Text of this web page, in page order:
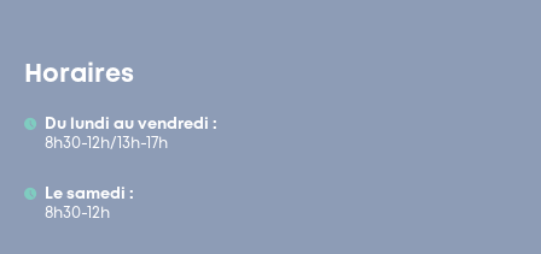
Horaires
Du lundi au vendredi :
8h30-12h/13h-17h
Le samedi :
8h30-12h